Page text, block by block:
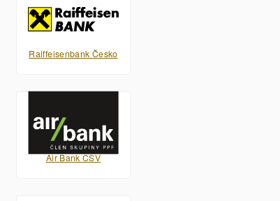
Raiffeisenbank Česko
Air Bank CSV